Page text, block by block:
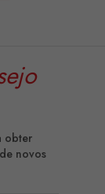
obter
novos